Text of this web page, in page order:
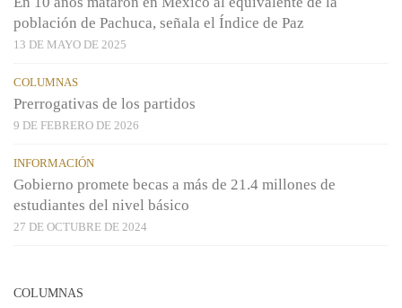
población de Pachuca, señala el Índice de Paz
13 DE MAYO DE 2025
COLUMNAS
Prerrogativas de los partidos
9 DE FEBRERO DE 2026
INFORMACIÓN
Gobierno promete becas a más de 21.4 millones de
estudiantes del nivel básico
27 DE OCTUBRE DE 2024
COLUMNAS